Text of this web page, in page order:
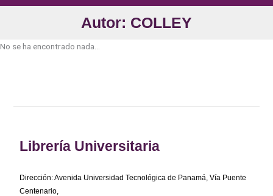
Autor: COLLEY
No se ha encontrado nada...
Librería Universitaria
Dirección: Avenida Universidad Tecnológica de Panamá, Vía Puente
Centenario,